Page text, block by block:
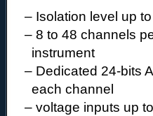
– Isolation level up
– 8 to 48 channels
instrument
– Dedicated 24-bits
each channel
– voltage inputs up